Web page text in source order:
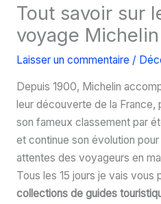
Tout savoir sur
voyage Michelin
Laisser un commentaire /
Depuis 1900, Michelin
leur découverte de la France,
son fameux classement par
et continue son évolution
attentes des voyageurs en
Tous les 15 jours je vais
collections de guides